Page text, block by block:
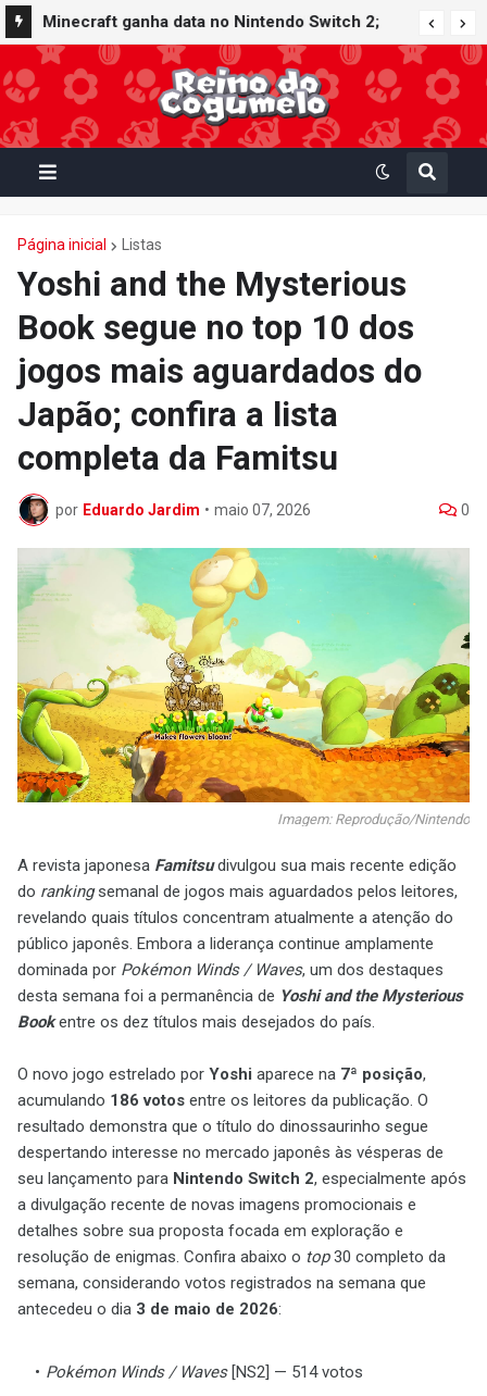
Minecraft ganha data no Nintendo Switch 2;
Super Mario Mash-Up receberá atualização
gráfica exclusiva
Página inicial Listas
Yoshi and the Mysterious
Book segue no top 10 dos
jogos mais aguardados do
Japão; confira a lista
completa da Famitsu
por Eduardo Jardim • maio 07, 2026 0
Imagem: Reprodução/Nintendo
A revista japonesa Famitsudivulgou sua mais recente edição
do rankingsemanal de jogos mais aguardados pelos leitores,
revelando quais títulos concentram atualmente a atenção do
público japonês. Embora a liderança continue amplamente
dominada por Pokémon Winds / Waves, um dos destaques
desta semana foi a permanência de Yoshi and the Mysterious
Bookentre os dez títulos mais desejados do país.
O novo jogo estrelado por Yoshi aparece na 7ª posição,
acumulando 186 votos entre os leitores da publicação. O
resultado demonstra que o título do dinossaurinho segue
despertando interesse no mercado japonês às vésperas de
seu lançamento para Nintendo Switch 2, especialmente após
a divulgação recente de novas imagens promocionais e
detalhes sobre sua proposta focada em exploração e
resolução de enigmas. Confira abaixo o top30 completo da
semana, considerando votos registrados na semana que
antecedeu o dia 3 de maio de 2026:
Pokémon Winds / Waves[NS2] — 514 votos